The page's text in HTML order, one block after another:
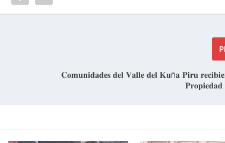
𝐂𝐨𝐦𝐮𝐧𝐢𝐝𝐚𝐝𝐞𝐬 𝐝𝐞𝐥 𝐕𝐚𝐥𝐥𝐞 𝐝𝐞𝐥 𝐊𝐮ñ𝐚 𝐏𝐢𝐫𝐮